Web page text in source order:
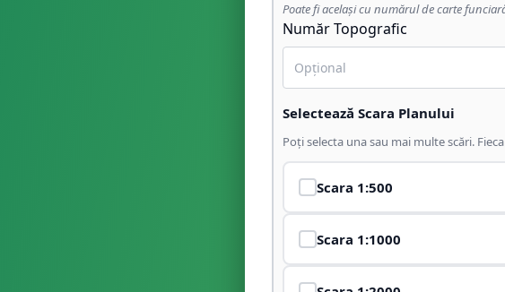
Poate fi același cu numărul de carte
Număr Topografic
Selectează Scara Planului
Poți selecta una sau mai multe scări.
Scara 1:500
Scara 1:1000